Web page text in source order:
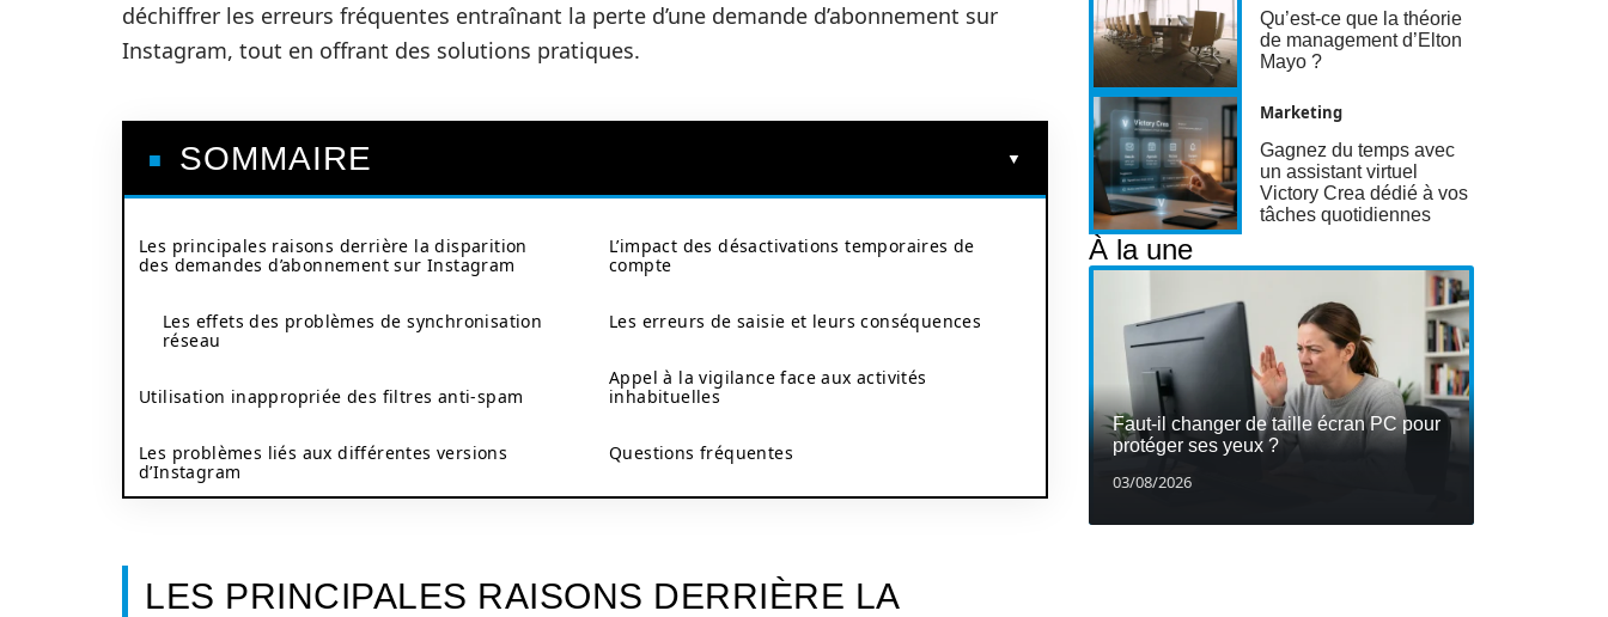
déchiffrer les erreurs fréquentes entraînant la perte d’une demande d’abonnement sur
Instagram, tout en offrant des solutions pratiques.
SOMMAIRE
Les principales raisons derrière la disparition
des demandes d’abonnement sur Instagram
Les effets des problèmes de synchronisation
réseau
Utilisation inappropriée des filtres anti-spam
Les problèmes liés aux différentes versions
d’Instagram
L’impact des désactivations temporaires de
compte
Les erreurs de saisie et leurs conséquences
Appel à la vigilance face aux activités
inhabituelles
Questions fréquentes
LES PRINCIPALES RAISONS DERRIÈRE LA
Qu’est-ce que la théorie
de management d’Elton
Mayo ?
Marketing
Gagnez du temps avec
un assistant virtuel
Victory Crea dédié à vos
tâches quotidiennes
À la une
Faut-il changer de taille écran PC pour
protéger ses yeux ?
03/08/2026